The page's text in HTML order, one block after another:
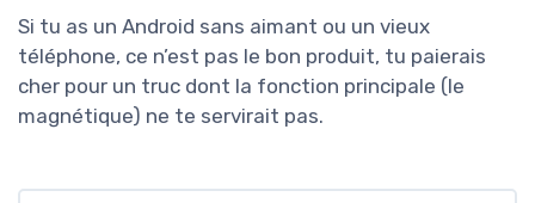
Si tu as un Android sans aimant ou un vieux
téléphone, ce n’est pas le bon produit, tu paierais
cher pour un truc dont la fonction principale (le
magnétique) ne te servirait pas.